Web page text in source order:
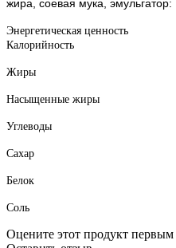
жира, соевая мука,
Энергетическая
Калорийность
Жиры
Насыщенные
Углеводы
Сахар
Белок
Соль
Оцените этот продукт первым